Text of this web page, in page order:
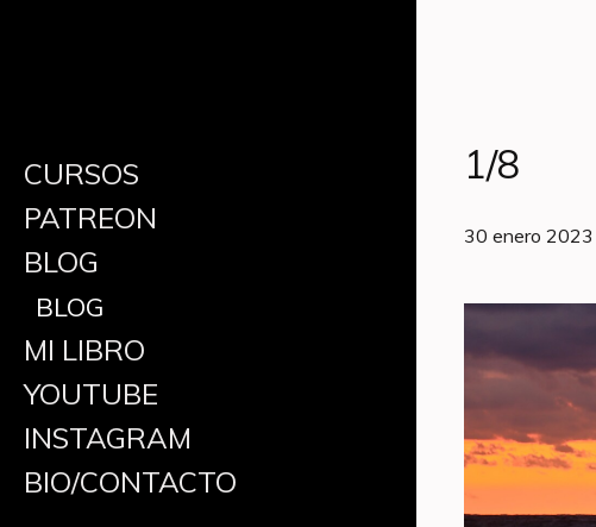
CURSOS
PATREON
BLOG
BLOG
MI LIBRO
YOUTUBE
INSTAGRAM
BIO/CONTACTO
1/8
30 enero